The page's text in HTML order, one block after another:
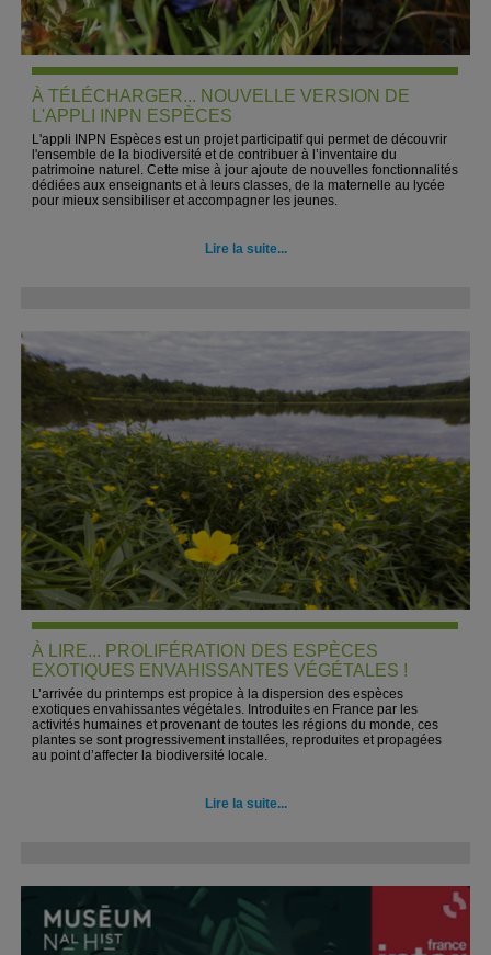
À TÉLÉCHARGER... NOUVELLE VERSION DE
L'APPLI INPN ESPÈCES
L'appli INPN Espèces est un projet participatif qui permet de découvrir
l'ensemble de la biodiversité et de contribuer à l’inventaire du
patrimoine naturel. Cette mise à jour ajoute de nouvelles fonctionnalités
dédiées aux enseignants et à leurs classes, de la maternelle au lycée
pour mieux sensibiliser et accompagner les jeunes.
Lire la suite...
À LIRE... PROLIFÉRATION DES ESPÈCES
EXOTIQUES ENVAHISSANTES VÉGÉTALES !
L’arrivée du printemps est propice à la dispersion des espèces
exotiques envahissantes végétales. Introduites en France par les
activités humaines et provenant de toutes les régions du monde, ces
plantes se sont progressivement installées, reproduites et propagées
au point d’affecter la biodiversité locale.
Lire la suite...